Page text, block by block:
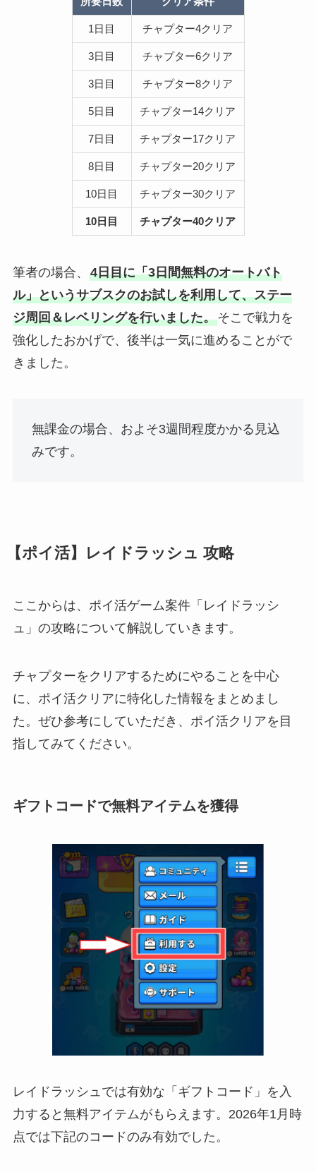
1日目 チャプター4クリア
3日目 チャプター6クリア
3日目 チャプター8クリア
5日目 チャプター14クリア
7日目 チャプター17クリア
8日目 チャプター20クリア
10日目 チャプター30クリア
10日目 チャプター40クリア
筆者の場合、 4日目に「3日間無料のオートバト
ル」というサブスクのお試しを利用して、ステー
ジ周回＆レベリングを行いました。そこで戦力を
強化したおかげで、後半は一気に進めることがで
きました。
無課金の場合、およそ3週間程度かかる見込
みです。
【ポイ活】レイドラッシュ 攻略
ここからは、ポイ活ゲーム案件「レイドラッシ
ュ」の攻略について解説していきます。
チャプターをクリアするためにやることを中心
に、ポイ活クリアに特化した情報をまとめまし
た。ぜひ参考にしていただき、ポイ活クリアを目
指してみてください。
ギフトコードで無料アイテムを獲得
レイドラッシュでは有効な「ギフトコード」を入
力すると無料アイテムがもらえます。2026年1月時
点では下記のコードのみ有効でした。